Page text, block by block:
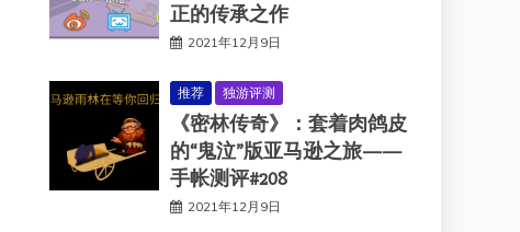
正的传承之作
2021年12月9日
推荐 独游评测
《密林传奇》：套着肉鸽皮
的“鬼泣”版亚马逊之旅——
手帐测评#208
2021年12月9日